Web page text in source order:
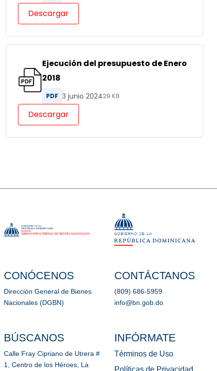
Descargar
Ejecución del presupuesto de Enero
2018
PDF 3 junio 202429 KB
Descargar
CONÓCENOS
Dirección General de Bienes
Nacionales (DGBN)
BÚSCANOS
Calle Fray Cipriano de Utrera #
1, Centro de los Héroes, La
CONTÁCTANOS
(809) 686-5959
info@bn.gob.do
INFÓRMATE
Términos de Uso